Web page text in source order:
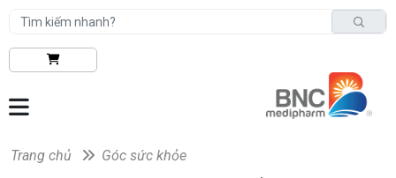
Trang chủ Góc sức khỏe